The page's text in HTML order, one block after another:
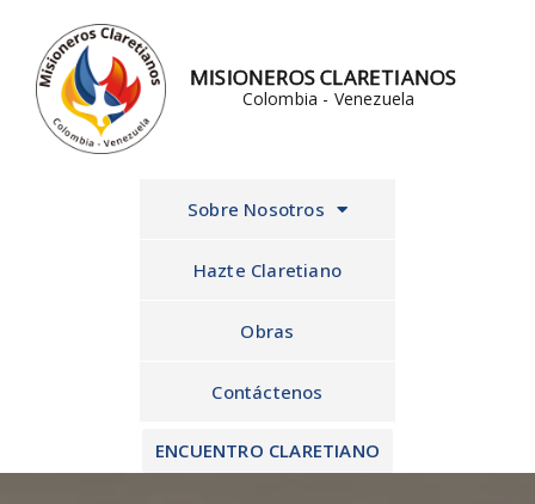
contenido
MISIONEROS CLARETIANOS
Colombia - Venezuela
Sobre Nosotros
Hazte Claretiano
Obras
Contáctenos
ENCUENTRO CLARETIANO